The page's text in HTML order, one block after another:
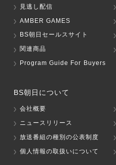
見逃し配信
AMBER GAMES
BS朝日セールスサイト
関連商品
Program Guide For Buyers
BS朝日について
会社概要
ニュースリリース
放送番組の種別の公表制度
個人情報の取扱いについて